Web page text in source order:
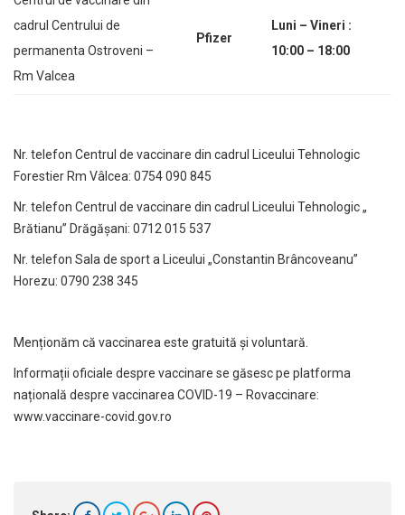
cadrul Centrului de
permanenta Ostroveni –
Rm Valcea
Pfizer
Luni – Vineri :
10:00 – 18:00
Nr. telefon Centrul de vaccinare din cadrul Liceului Tehnologic
Forestier Rm Vâlcea: 0754 090 845
Nr. telefon Centrul de vaccinare din cadrul Liceului Tehnologic „
Brătianu” Drăgășani: 0712 015 537
Nr. telefon Sala de sport a Liceului „Constantin Brâncoveanu”
Horezu: 0790 238 345
Menționăm că vaccinarea este gratuită și voluntară.
Informații oficiale despre vaccinare se găsesc pe platforma
națională despre vaccinarea COVID-19 – Rovaccinare:
www.vaccinare-covid.gov.ro